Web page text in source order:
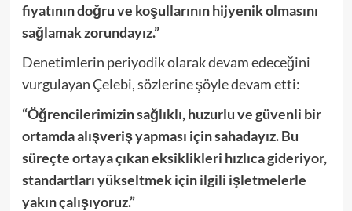
fiyatının doğru ve koşullarının hijyenik olmasını
sağlamak zorundayız.”
Denetimlerin periyodik olarak devam edeceğini
vurgulayan Çelebi, sözlerine şöyle devam etti:
“Öğrencilerimizin sağlıklı, huzurlu ve güvenli bir
ortamda alışveriş yapması için sahadayız. Bu
süreçte ortaya çıkan eksiklikleri hızlıca gideriyor,
standartları yükseltmek için ilgili işletmelerle
yakın çalışıyoruz.”